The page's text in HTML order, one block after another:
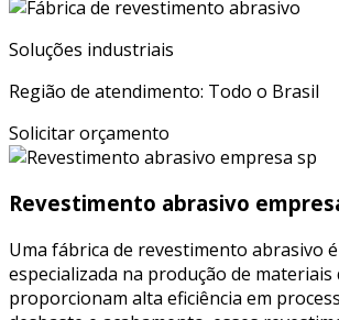
Soluções industriais
Região de atendimento: Todo o Brasil
Solicitar orçamento
Revestimento abrasivo
Uma fábrica de revestimento abrasivo é
especializada na produção de materiais
proporcionam alta eficiência em